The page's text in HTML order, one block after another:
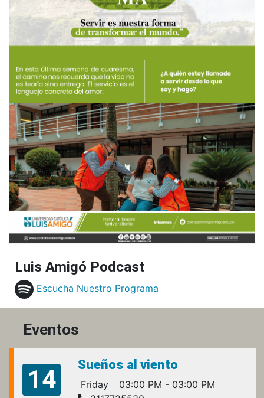
Luis Amigó Podcast
Escucha Nuestro Programa
Eventos
14
Sueños al viento
Friday
03:00 PM - 03:00 PM